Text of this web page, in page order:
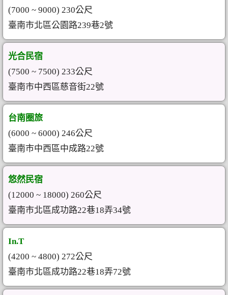
(7000 ~ 9000) 230公尺
臺南市北區公園路239巷2號
光合民宿
(7500 ~ 7500) 233公尺
臺南市中西區慈音街22號
台南圈旅
(6000 ~ 6000) 246公尺
臺南市中西區中成路22號
悠然民宿
(12000 ~ 18000) 260公尺
臺南市北區成功路22巷18弄34號
In.T
(4200 ~ 4800) 272公尺
臺南市北區成功路22巷18弄72號